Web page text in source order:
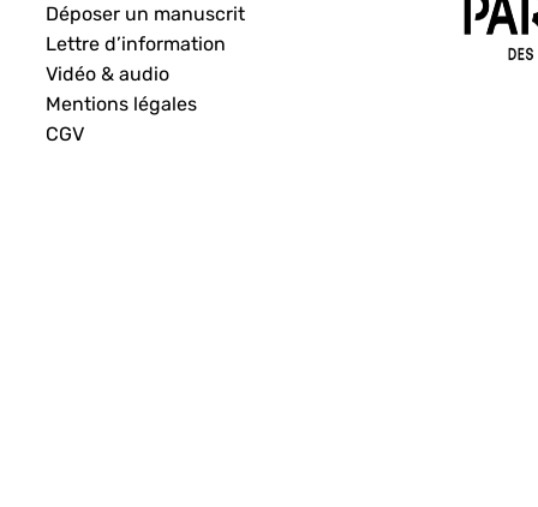
Déposer un manuscrit
Lettre d’information
Vidéo & audio
Mentions légales
CGV